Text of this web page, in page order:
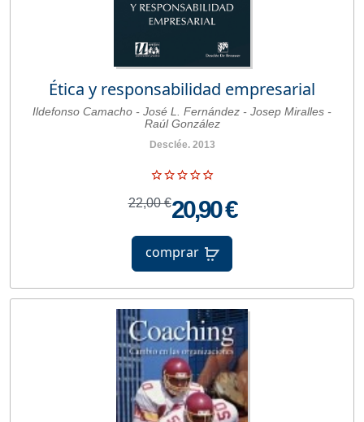
Ética y responsabilidad empresarial
Ildefonso Camacho - José L. Fernández - Josep Miralles -
Raúl González
Desclée. 2013
22,00 €20,90 €
comprar